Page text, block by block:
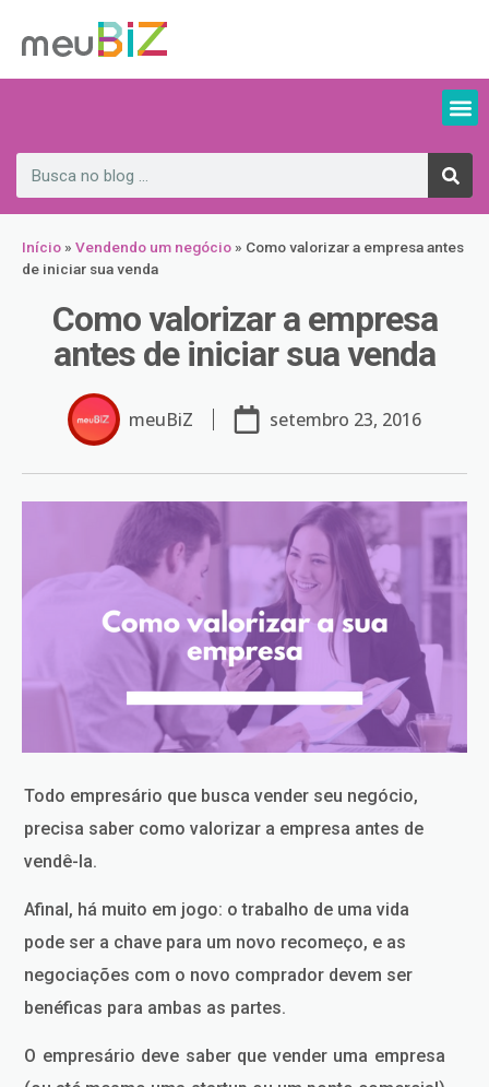
Início » Vendendo um negócio » Como valorizar a empresa antes
de iniciar sua venda
Como valorizar a empresa
antes de iniciar sua venda
meuBiZ setembro 23, 2016
Todo empresário que busca vender seu negócio,
precisa saber como valorizar a empresa antes de
vendê-la.
Afinal, há muito em jogo: o trabalho de uma vida
pode ser a chave para um novo recomeço, e as
negociações com o novo comprador devem ser
benéficas para ambas as partes.
O empresário deve saber que vender uma empresa